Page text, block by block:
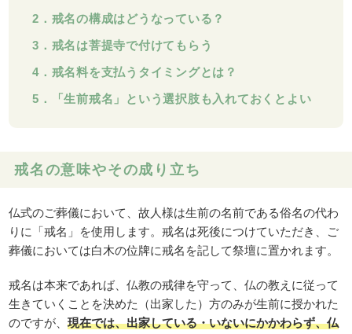
2．戒名の構成はどうなっている？
3．戒名は菩提寺で付けてもらう
4．戒名料を支払うタイミングとは？
5．「生前戒名」という選択肢も入れておくとよい
戒名の意味やその成り立ち
仏式のご葬儀において、故人様は生前の名前である俗名の代わ
りに「戒名」を使用します。戒名は死後につけていただき、ご
葬儀においては白木の位牌に戒名を記して祭壇に置かれます。
戒名は本来であれば、仏教の戒律を守って、仏の教えに従って
生きていくことを決めた（出家した）方のみが生前に授かれた
のですが、現在では、出家している・いないにかかわらず、仏